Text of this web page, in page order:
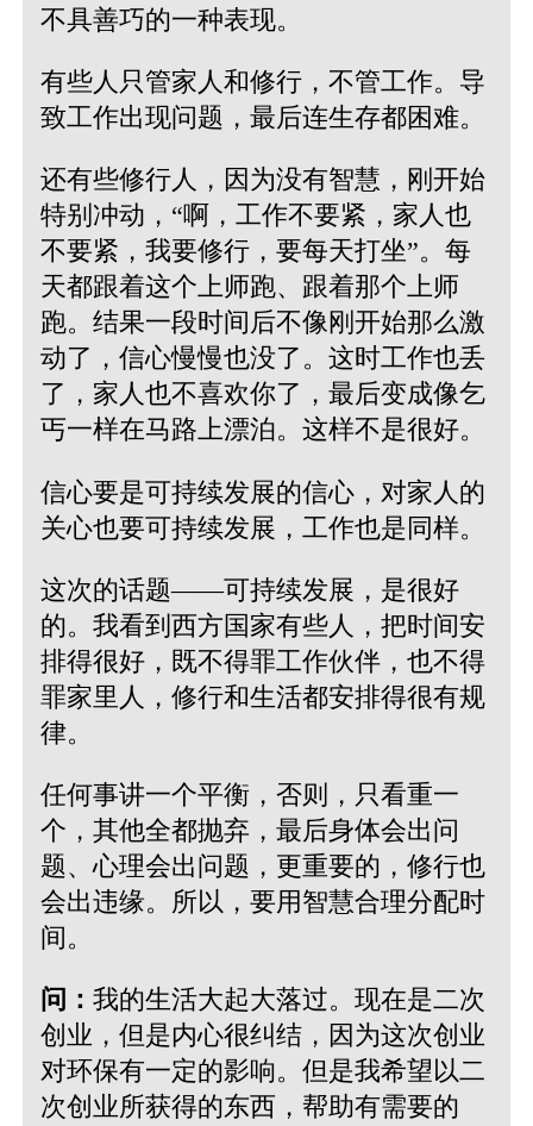
不具善巧的一种表现。
有些人只管家人和修行，不管工作。导
致工作出现问题，最后连生存都困难。
还有些修行人，因为没有智慧，刚开始
特别冲动，“啊，工作不要紧，家人也
不要紧，我要修行，要每天打坐”。每
天都跟着这个上师跑、跟着那个上师
跑。结果一段时间后不像刚开始那么激
动了，信心慢慢也没了。这时工作也丢
了，家人也不喜欢你了，最后变成像乞
丐一样在马路上漂泊。这样不是很好。
信心要是可持续发展的信心，对家人的
关心也要可持续发展，工作也是同样。
这次的话题——可持续发展，是很好
的。我看到西方国家有些人，把时间安
排得很好，既不得罪工作伙伴，也不得
罪家里人，修行和生活都安排得很有规
律。
任何事讲一个平衡，否则，只看重一
个，其他全都抛弃，最后身体会出问
题、心理会出问题，更重要的，修行也
会出违缘。所以，要用智慧合理分配时
间。
问： 我的生活大起大落过。现在是二次
创业，但是内心很纠结，因为这次创业
对环保有一定的影响。但是我希望以二
次创业所获得的东西，帮助有需要的